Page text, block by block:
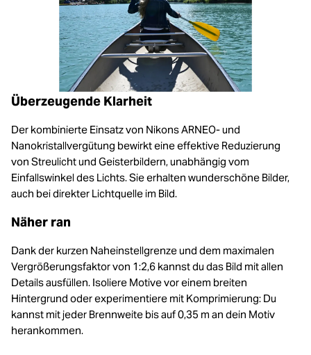
Überzeugende Klarheit
Der kombinierte Einsatz von Nikons ARNEO- und
Nanokristallvergütung bewirkt eine effektive Reduzierung
von Streulicht und Geisterbildern, unabhängig vom
Einfallswinkel des Lichts. Sie erhalten wunderschöne Bilder,
auch bei direkter Lichtquelle im Bild.
Näher ran
Dank der kurzen Naheinstellgrenze und dem maximalen
Vergrößerungsfaktor von 1:2,6 kannst du das Bild mit allen
Details ausfüllen. Isoliere Motive vor einem breiten
Hintergrund oder experimentiere mit Komprimierung: Du
kannst mit jeder Brennweite bis auf 0,35 m an dein Motiv
herankommen.